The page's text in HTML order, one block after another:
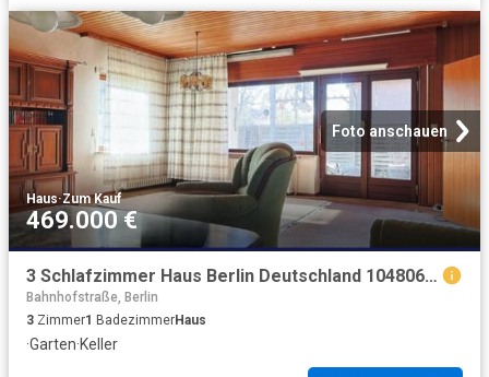
Foto anschauen
Haus·Zum Kauf
469.000 €
3 Schlafzimmer Haus Berlin Deutschland 104806188
Bahnhofstraße, Berlin
3 Zimmer1 BadezimmerHaus
·Garten·Keller